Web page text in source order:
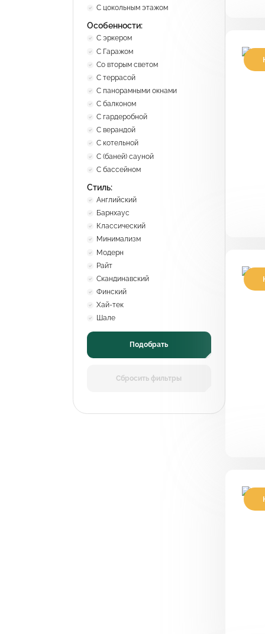
С цокольным этажом
Особенности:
С эркером
С Гаражом
Со вторым светом
С террасой
С панорамными окнами
С балконом
С гардеробной
С верандой
С котельной
С (баней) сауной
С бассейном
Стиль:
Английский
Барнхаус
Классический
Минимализм
Модерн
Райт
Скандинавский
Финский
Хай-тек
Шале
Подобрать
Сбросить фильтры